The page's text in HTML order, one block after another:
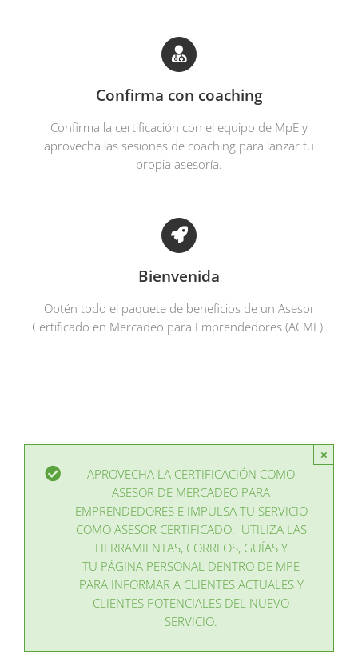
Confirma con coaching
Confirma la certificación con el equipo de MpE y
aprovecha las sesiones de coaching para lanzar tu
propia asesoría.
Bienvenida
Obtén todo el paquete de beneficios de un Asesor
Certificado en Mercadeo para Emprendedores (ACME).
APROVECHA LA CERTIFICACIÓN COMO
ASESOR DE MERCADEO PARA
EMPRENDEDORES E IMPULSA TU SERVICIO
COMO ASESOR CERTIFICADO. UTILIZA LAS
HERRAMIENTAS, CORREOS, GUÍAS Y
TU PÁGINA PERSONAL DENTRO DE MPE
PARA INFORMAR A CLIENTES ACTUALES Y
CLIENTES POTENCIALES DEL NUEVO
SERVICIO.
×